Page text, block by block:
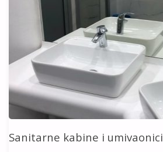
Sanitarne kabine i umivaonici